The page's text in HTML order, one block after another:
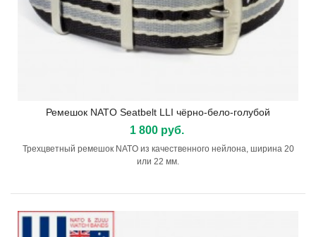
Ремешок NATO Seatbelt LLI чёрно-бело-голубой
1 800 руб.
Трехцветный ремешок NATO из качественного нейлона, ширина 20
или 22 мм.